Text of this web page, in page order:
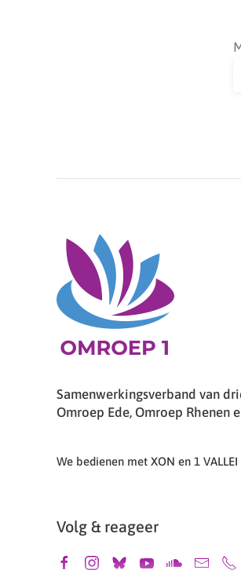
Samenwerkingsverband van
Omroep Ede, Omroep Rhenen
We bedienen met XON en 1
Volg & reageer